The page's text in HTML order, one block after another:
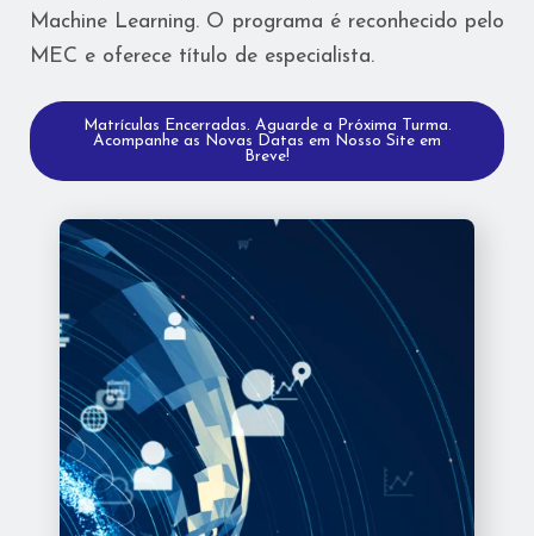
Machine Learning. O programa é reconhecido pelo
MEC e oferece título de especialista.
Matrículas Encerradas. Aguarde a Próxima Turma.
Acompanhe as Novas Datas em Nosso Site em
Breve!